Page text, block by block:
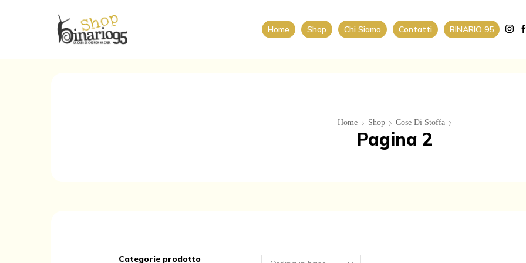
Home Shop Chi Siamo Contatti BINARIO 95
Home Shop Cose Di Stoffa
Pagina 2
Categorie prodotto